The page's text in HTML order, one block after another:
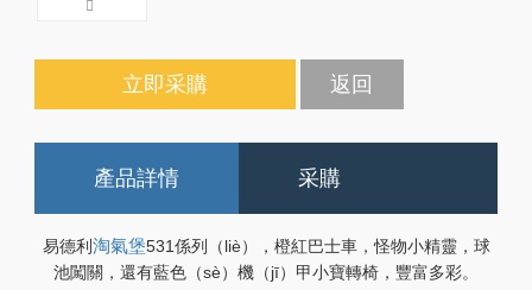
立即采購 返回
產品詳情 采購
易德利 淘氣堡531係列（liè），橙紅巴士車，怪物小精靈，球
池闖關，還有藍色（sè）機（jī）甲小寶轉椅，豐富多彩。